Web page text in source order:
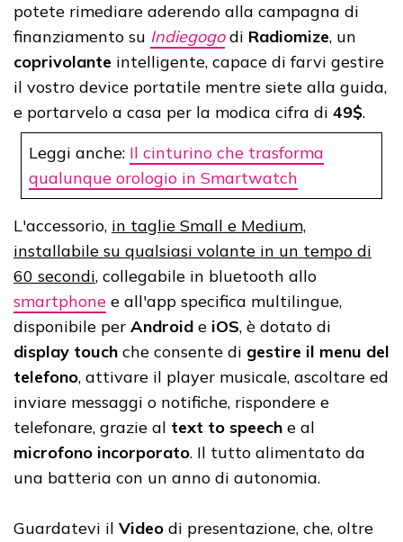
potete rimediare aderendo alla campagna di
finanziamento su Indiegogodi Radiomize, un
coprivolante intelligente, capace di farvi gestire
il vostro device portatile mentre siete alla guida,
e portarvelo a casa per la modica cifra di 49$.
Leggi anche: Il cinturino che trasforma
qualunque orologio in Smartwatch
L'accessorio, in taglie Small e Medium,
installabile su qualsiasi volante in un tempo di
60 secondi, collegabile in bluetooth allo
smartphone e all'app specifica multilingue,
disponibile per Android e iOS, è dotato di
display touch che consente di gestire il menu del
telefono, attivare il player musicale, ascoltare ed
inviare messaggi o notifiche, rispondere e
telefonare, grazie al text to speech e al
microfono incorporato. Il tutto alimentato da
una batteria con un anno di autonomia.
Guardatevi il Video di presentazione, che, oltre